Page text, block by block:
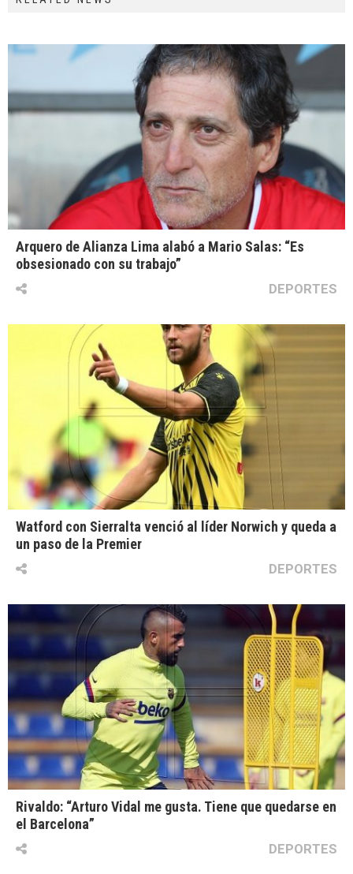
Arquero de Alianza Lima alabó a Mario Salas: “Es
obsesionado con su trabajo”
DEPORTES
Watford con Sierralta venció al líder Norwich y queda a
un paso de la Premier
DEPORTES
Rivaldo: “Arturo Vidal me gusta. Tiene que quedarse en
el Barcelona”
DEPORTES